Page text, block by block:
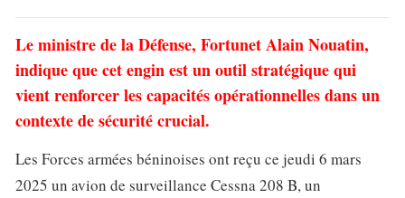
Le ministre de la Défense, Fortunet Alain Nouatin,
indique que cet engin est un outil stratégique qui
vient renforcer les capacités opérationnelles dans un
contexte de sécurité crucial.
Les Forces armées béninoises ont reçu ce jeudi 6 mars
2025 un avion de surveillance Cessna 208 B, un